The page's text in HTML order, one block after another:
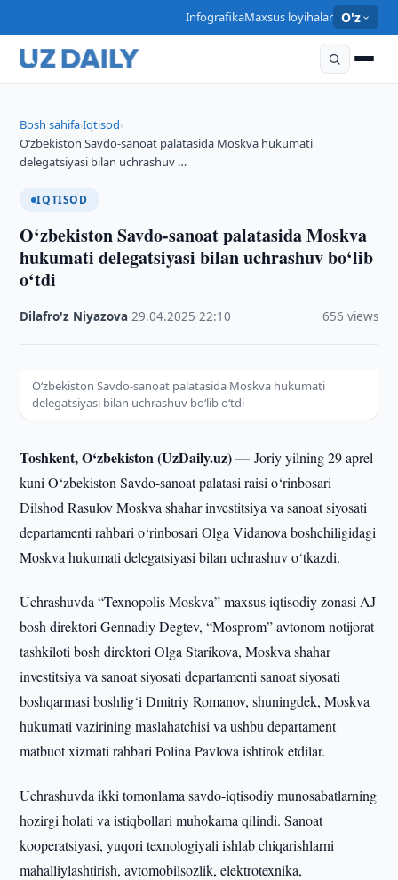
InfografikaMaxsus loyihalar O'z
Bosh sahifa›Iqtisod›
O‘zbekiston Savdo-sanoat palatasida Moskva hukumati
delegatsiyasi bilan uchrashuv …
IQTISOD
O‘zbekiston Savdo-sanoat palatasida Moskva
hukumati delegatsiyasi bilan uchrashuv bo‘lib
o‘tdi
Dilafro'z Niyazova ·29.04.2025 ·22:10 656 views
O‘zbekiston Savdo-sanoat palatasida Moskva hukumati
delegatsiyasi bilan uchrashuv bo‘lib o‘tdi
Toshkent, O‘zbekiston (UzDaily.uz) —Joriy yilning 29 aprel
kuni O‘zbekiston Savdo-sanoat palatasi raisi o‘rinbosari
Dilshod Rasulov Moskva shahar investitsiya va sanoat siyosati
departamenti rahbari o‘rinbosari Olga Vidanova boshchiligidagi
Moskva hukumati delegatsiyasi bilan uchrashuv o‘tkazdi.
Uchrashuvda “Texnopolis Moskva” maxsus iqtisodiy zonasi AJ
bosh direktori Gennadiy Degtev, “Mosprom” avtonom notijorat
tashkiloti bosh direktori Olga Starikova, Moskva shahar
investitsiya va sanoat siyosati departamenti sanoat siyosati
boshqarmasi boshlig‘i Dmitriy Romanov, shuningdek, Moskva
hukumati vazirining maslahatchisi va ushbu departament
matbuot xizmati rahbari Polina Pavlova ishtirok etdilar.
Uchrashuvda ikki tomonlama savdo-iqtisodiy munosabatlarning
hozirgi holati va istiqbollari muhokama qilindi. Sanoat
kooperatsiyasi, yuqori texnologiyali ishlab chiqarishlarni
mahalliylashtirish, avtomobilsozlik, elektrotexnika,